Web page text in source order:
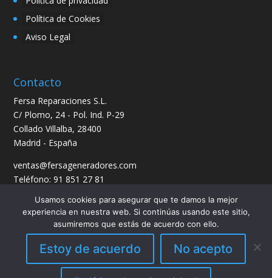
Política de Cookies
Aviso Legal
Contacto
Fersa Reparaciones S.L.
C/ Plomo, 24 - Pol. Ind. P-29
Collado Villalba, 28400
Madrid - España
ventas@fersageneradores.com
Teléfono: 91 851 27 81
Usamos cookies para asegurar que te damos la mejor
experiencia en nuestra web. Si continúas usando este sitio,
asumiremos que estás de acuerdo con ello.
Estoy de acuerdo No acepto